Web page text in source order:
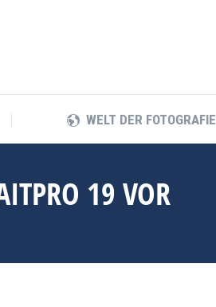
WELT DER FOTOGRAFIE
19 VOR